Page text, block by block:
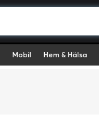
Mobil Hem & Hälsa